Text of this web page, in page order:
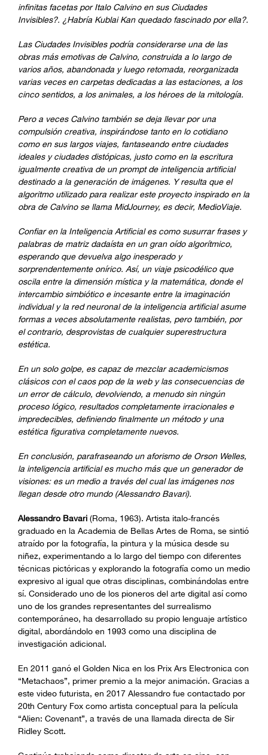
infinitas facetas por Italo Calvino en sus Ciudades
Invisibles?. ¿Habría Kublai Kan quedado fascinado por ella?.
Las Ciudades Invisibles podría considerarse una de las
obras más emotivas de Calvino, construida a lo largo de
varios años, abandonada y luego retomada, reorganizada
varias veces en carpetas dedicadas a las estaciones, a los
cinco sentidos, a los animales, a los héroes de la mitología.
Pero a veces Calvino también se deja llevar por una
compulsión creativa, inspirándose tanto en lo cotidiano
como en sus largos viajes, fantaseando entre ciudades
ideales y ciudades distópicas, justo como en la escritura
igualmente creativa de un prompt de inteligencia artificial
destinado a la generación de imágenes. Y resulta que el
algoritmo utilizado para realizar este proyecto inspirado en la
obra de Calvino se llama MidJourney, es decir, MedioViaje.
Confiar en la Inteligencia Artificial es como susurrar frases y
palabras de matriz dadaísta en un gran oído algorítmico,
esperando que devuelva algo inesperado y
sorprendentemente onírico. Así, un viaje psicodélico que
oscila entre la dimensión mística y la matemática, donde el
intercambio simbiótico e incesante entre la imaginación
individual y la red neuronal de la inteligencia artificial asume
formas a veces absolutamente realistas, pero también, por
el contrario, desprovistas de cualquier superestructura
estética.
En un solo golpe, es capaz de mezclar academicismos
clásicos con el caos pop de la web y las consecuencias de
un error de cálculo, devolviendo, a menudo sin ningún
proceso lógico, resultados completamente irracionales e
impredecibles, definiendo finalmente un método y una
estética figurativa completamente nuevos.
En conclusión, parafraseando un aforismo de Orson Welles,
la inteligencia artificial es mucho más que un generador de
visiones: es un medio a través del cual las imágenes nos
llegan desde otro mundo (Alessandro Bavari).
Alessandro Bavari (Roma, 1963). Artista italo-francés
graduado en la Academia de Bellas Artes de Roma, se sintió
atraído por la fotografía, la pintura y la música desde su
niñez, experimentando a lo largo del tiempo con diferentes
técnicas pictóricas y explorando la fotografía como un medio
expresivo al igual que otras disciplinas, combinándolas entre
sí. Considerado uno de los pioneros del arte digital así como
uno de los grandes representantes del surrealismo
contemporáneo, ha desarrollado su propio lenguaje artístico
digital, abordándolo en 1993 como una disciplina de
investigación adicional.
En 2011 ganó el Golden Nica en los Prix Ars Electronica con
“Metachaos”, primer premio a la mejor animación. Gracias a
este video futurista, en 2017 Alessandro fue contactado por
20th Century Fox como artista conceptual para la película
“Alien: Covenant”, a través de una llamada directa de Sir
Ridley Scott.